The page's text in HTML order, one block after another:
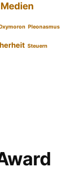
Medien
Pleonasmus
Steuern